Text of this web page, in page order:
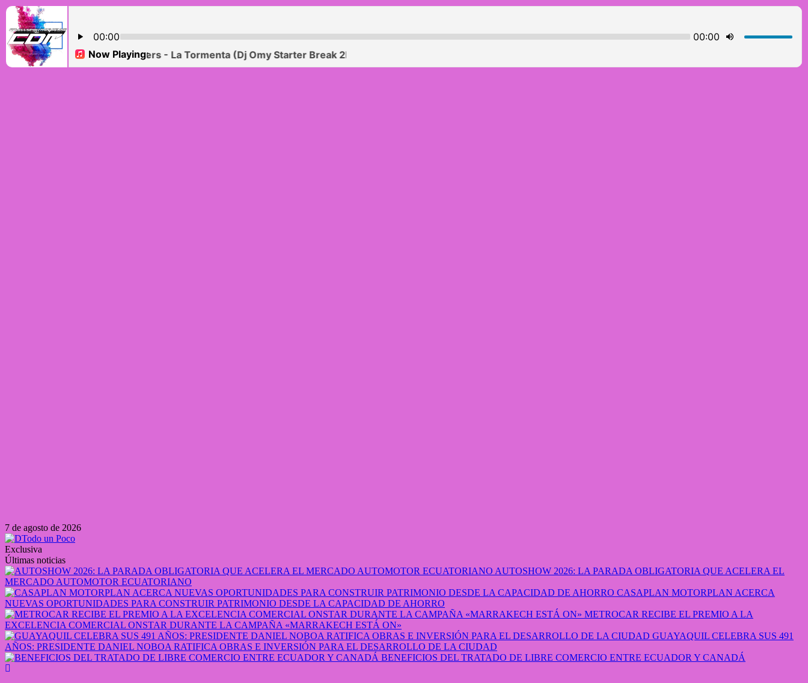
7 de agosto de 2026
Exclusiva
Últimas noticias
AUTOSHOW 2026: LA PARADA OBLIGATORIA QUE ACELERA EL
MERCADO AUTOMOTOR ECUATORIANO
CASAPLAN MOTORPLAN ACERCA
NUEVAS OPORTUNIDADES PARA CONSTRUIR PATRIMONIO DESDE LA CAPACIDAD DE AHORRO
METROCAR RECIBE EL PREMIO A LA
EXCELENCIA COMERCIAL ONSTAR DURANTE LA CAMPAÑA «MARRAKECH ESTÁ ON»
GUAYAQUIL CELEBRA SUS 491
AÑOS: PRESIDENTE DANIEL NOBOA RATIFICA OBRAS E INVERSIÓN PARA EL DESARROLLO DE LA CIUDAD
BENEFICIOS DEL TRATADO DE LIBRE COMERCIO ENTRE ECUADOR Y CANADÁ